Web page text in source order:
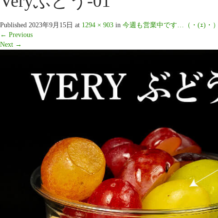
Published 2023年9月15日 at 1294 × 903 in 今週も営業中です…（・(ｪ)・
← Previous
Next →